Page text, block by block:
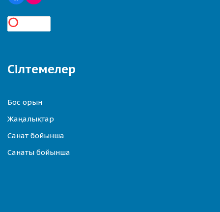
Сілтемелер
Бос орын
Жаңалықтар
Санат бойынша
Санаты бойынша